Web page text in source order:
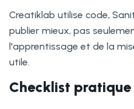
Creatiklab utilise code,
publier mieux, pas
l'apprentissage et de la
utile.
Checklist pratique